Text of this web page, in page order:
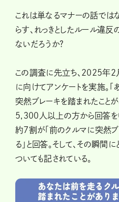
これは単なるマナーの話では
らす、れっきとしたルール違
ないだろうか?
この調査に先立ち、2025年
に向けてアンケートを実施。
突然ブレーキを踏まれたことが
5,300人以上の方から回答を
約7割が「前のクルマに突然
る」と回答。そして、その瞬間
ついても記されている。